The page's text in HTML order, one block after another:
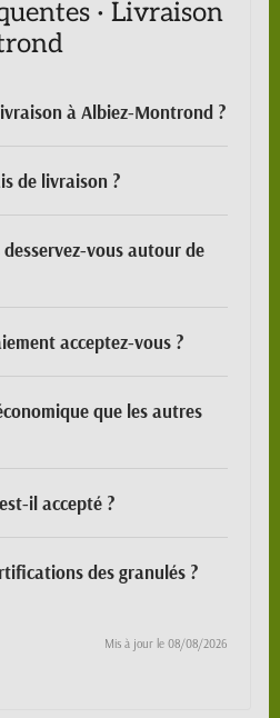
· Livraison
à Albiez-Montrond ?
de livraison ?
vous autour de
acceptez-vous ?
que les autres
il accepté ?
des granulés ?
Mis à jour le 08/08/2026